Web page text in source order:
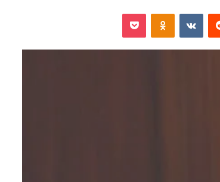
‏Reddit
‏VKontakte
Odnoklassniki
‫Pocket